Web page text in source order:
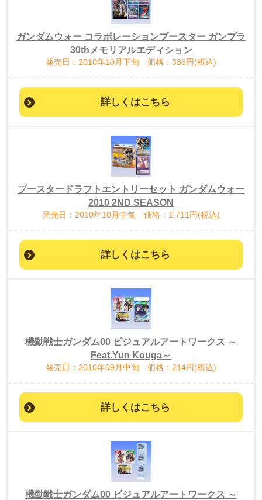
ガンダムウォー コラボレーションブースター ガンプラ
30thメモリアルエディション
発売日：2010年10月下旬 価格：336円(税込)
詳しくはこちら
ブースタードラフトエントリーセット ガンダムウォー
2010 2ND SEASON
発売日：2010年10月中旬 価格：1,711円(税込)
詳しくはこちら
機動戦士ガンダム00 ビジュアルアートワークス ～
Feat.Yun Kouga～
発売日：2010年09月中旬 価格：214円(税込)
詳しくはこちら
機動戦士ガンダム00 ビジュアルアートワークス ～